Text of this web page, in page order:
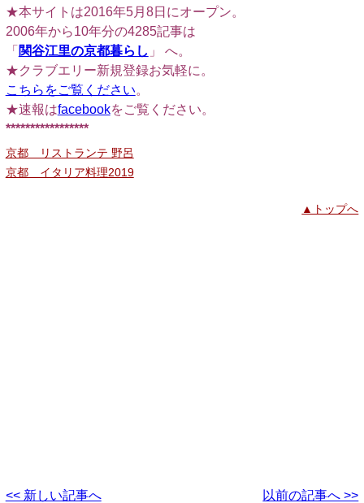
★本サイトは2016年5月8日にオープン。
2006年から10年分の4285記事は
「 関谷江里の京都暮らし 」 へ。
★クラブエリー新規登録お気軽に。
こちらをご覧ください。
★速報はfacebookをご覧ください。
*****************
京都 リストランテ 野呂
京都 イタリア料理2019
▲トップへ
<< 新しい記事へ 以前の記事へ >>